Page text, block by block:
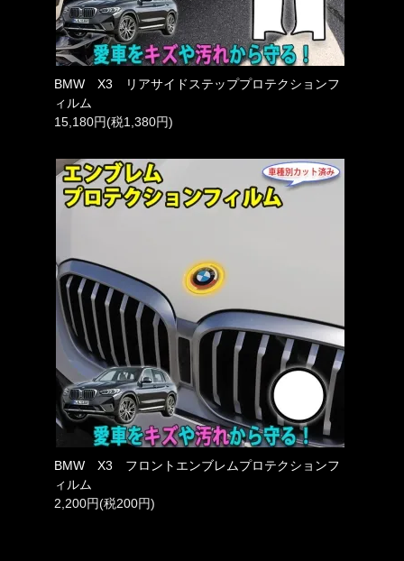
BMW X3 リアサイドステッププロテクションフ
ィルム
15,180円(税1,380円)
BMW X3 フロントエンブレムプロテクションフ
ィルム
2,200円(税200円)